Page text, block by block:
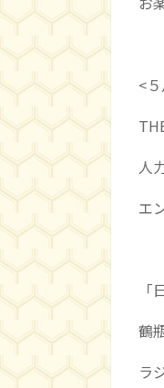
<
人
エ
鶴
ラ